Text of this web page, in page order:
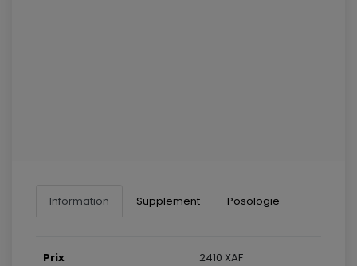
Information Supplement Posologie
Prix 2410 XAF